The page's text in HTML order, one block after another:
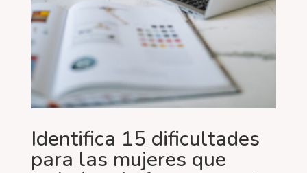
Identifica 15 dificultades
para las mujeres que